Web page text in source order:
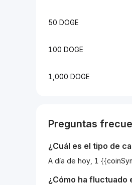
50 DOGE
100 DOGE
1,000 DOGE
Preguntas
¿Cuál es el tipo de
A día de hoy, 1
¿Cómo ha fluctuado